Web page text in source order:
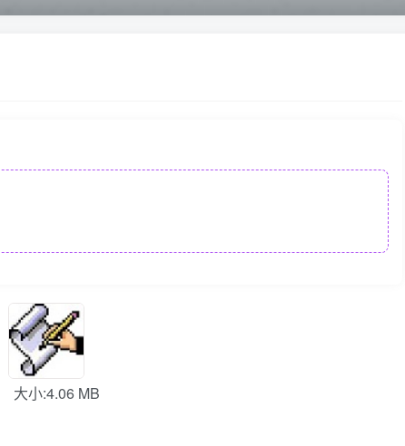
大小:4.06 MB